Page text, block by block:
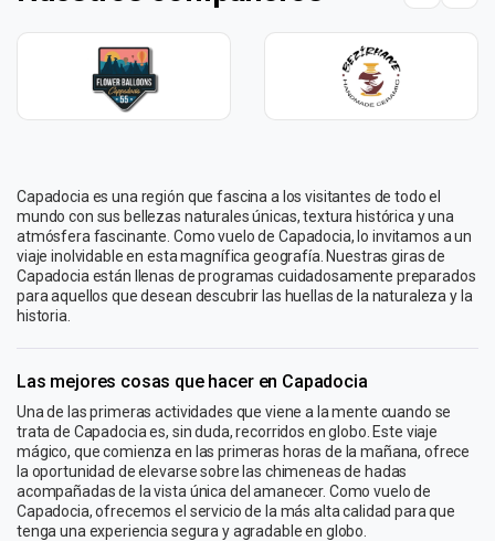
Capadocia es una región que fascina a los visitantes de todo el
mundo con sus bellezas naturales únicas, textura histórica y una
atmósfera fascinante. Como vuelo de Capadocia, lo invitamos a un
viaje inolvidable en esta magnífica geografía. Nuestras giras de
Capadocia están llenas de programas cuidadosamente preparados
para aquellos que desean descubrir las huellas de la naturaleza y la
historia.
Las mejores cosas que hacer en Capadocia
Una de las primeras actividades que viene a la mente cuando se
trata de Capadocia es, sin duda, recorridos en globo. Este viaje
mágico, que comienza en las primeras horas de la mañana, ofrece
la oportunidad de elevarse sobre las chimeneas de hadas
acompañadas de la vista única del amanecer. Como vuelo de
Capadocia, ofrecemos el servicio de la más alta calidad para que
tenga una experiencia segura y agradable en globo.